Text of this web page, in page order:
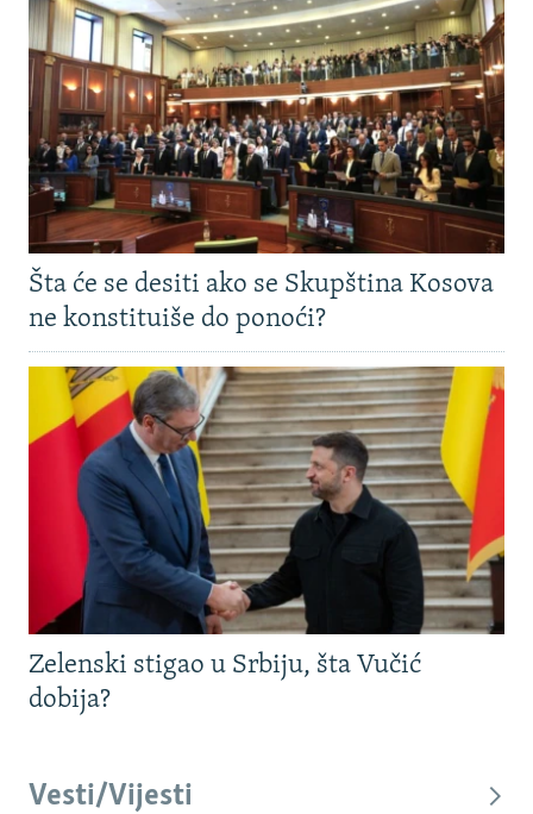
TRI DECENIJE OD RATA U BIH
SVE KARTE DEJTONA
NASTANAK I RASPAD JUGOSLAVIJE
Šta će se desiti ako se Skupština Kosova
ne konstituiše do ponoći?
Zelenski stigao u Srbiju, šta Vučić
dobija?
Vesti/Vijesti